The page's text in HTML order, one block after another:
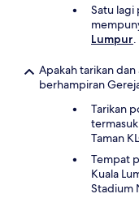
Satu lagi
Lumpur.
Apakah tarikan
berhampiran
Tarikan
Taman
Tempat
Kuala
Stadium